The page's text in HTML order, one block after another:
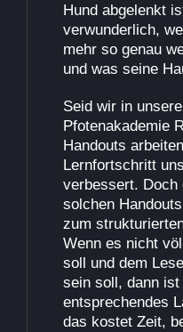
Hund abgelenkt
verwunderlich,
mehr so genau
und was seine
Seid wir in
Pfotenakademie
Handouts
Lernfortschritt
verbessert. Doch
solchen
zum
Wenn es nicht
soll und dem
sein soll, dann ist
entsprechendes
das kostet Zeit,